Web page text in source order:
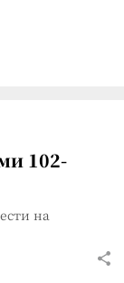
102-
на